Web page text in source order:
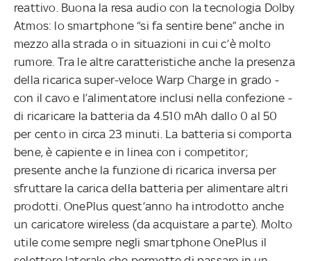
reattivo. Buona la resa audio con la tecnologia Dolby
Atmos: lo smartphone “si fa sentire bene” anche in
mezzo alla strada o in situazioni in cui c’è molto
rumore. Tra le altre caratteristiche anche la presenza
della ricarica super-veloce Warp Charge in grado -
con il cavo e l’alimentatore inclusi nella confezione -
di ricaricare la batteria da 4.510 mAh dallo 0 al 50
per cento in circa 23 minuti. La batteria si comporta
bene, è capiente e in linea con i competitor;
presente anche la funzione di ricarica inversa per
sfruttare la carica della batteria per alimentare altri
prodotti. OnePlus quest’anno ha introdotto anche
un caricatore wireless (da acquistare a parte). Molto
utile come sempre negli smartphone OnePlus il